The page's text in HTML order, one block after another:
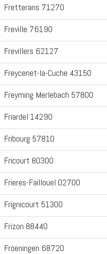
Fretterans 71270
Freville 76190
Frevillers 62127
Freycenet-la-Cuche 43150
Freyming Merlebach 57800
Friardel 14290
Fribourg 57810
Fricourt 80300
Frieres-Faillouel 02700
Frignicourt 51300
Frizon 88440
Froeningen 68720